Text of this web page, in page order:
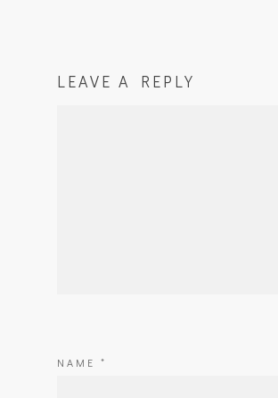
LEAVE A REPLY
NAME *